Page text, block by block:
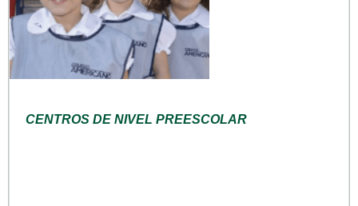
CENTROS DE NIVEL PREESCOLAR